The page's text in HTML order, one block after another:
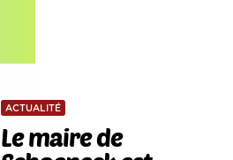
ACTUALITÉ
Le maire de